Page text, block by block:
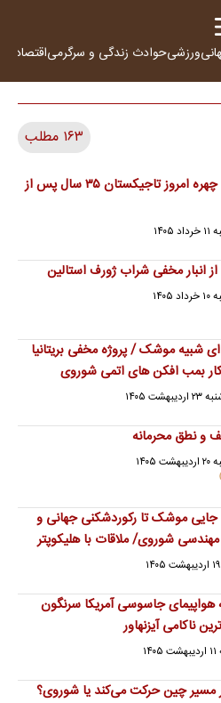
ورزشیحوادث زندگی و سرگرمیاقتصاد
۱۶۳ مطلب
تصاویر؛ چهره امروز تاجیکستان ۳۵ سال پس از
از انبار مخفی شراب ژورف استالین
شبیه موشک / پروژه مخفی بریتانیا
بمب‌ افکن‌ های اتمی شوروی
۱۴۰۵
و نطق محرمانه
جایی موشک تا رکوردشکنی جهانی و
شوروی/ ملاقات با هلیکوپتر
هواپیمای جاسوسی آمریکا سرنگون
ناکامی آیزنهاور
مسیر چین حرکت می‌کند یا شوروی؟